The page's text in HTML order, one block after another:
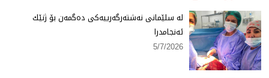
لە سلێمانی نەشتەرگەرییەكی دەگمەن بۆ ژنێك
ئەنجامدرا
5/7/2026